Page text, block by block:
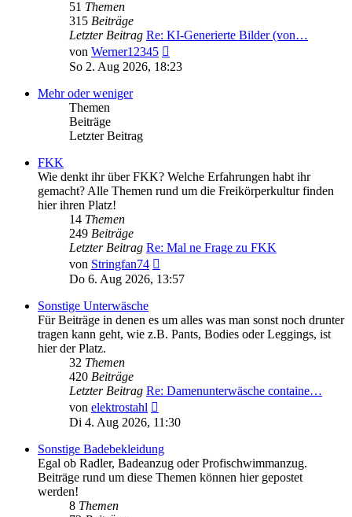
51 Themen
315 Beiträge
Letzter Beitrag Re: KI-Generierte Bilder (von…
von Werner12345
Beitrag
So 2. Aug 2026, 18:23
Mehr oder weniger
Themen
Beiträge
Letzter Beitrag
FKK
Wie denkt ihr über FKK? Welche Erfahrungen habt ihr
gemacht? Alle Themen rund um die Freikörperkultur finden
hier ihren Platz!
14 Themen
249 Beiträge
Letzter Beitrag Re: Mal ne Frage zu FKK
von Stringfan74
Beitrag
Do 6. Aug 2026, 13:57
Sonstige Unterwäsche
Für Beiträge in denen es um alles was man sonst noch drunter
tragen kann geht, wie z.B. Pants, Bodies oder Leggings, ist
hier der Platz.
32 Themen
420 Beiträge
Letzter Beitrag Re: Damenunterwäsche containe…
von elektrostahl
Beitrag
Di 4. Aug 2026, 11:30
Sonstige Badebekleidung
Egal ob Radler, Badeanzug oder Profischwimmanzug.
Beiträge rund um diese Themen können hier gepostet
werden!
8 Themen